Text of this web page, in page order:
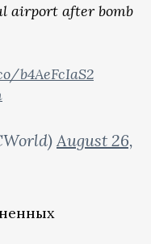
airport after bomb
b4AeFcIaS2
August 26,